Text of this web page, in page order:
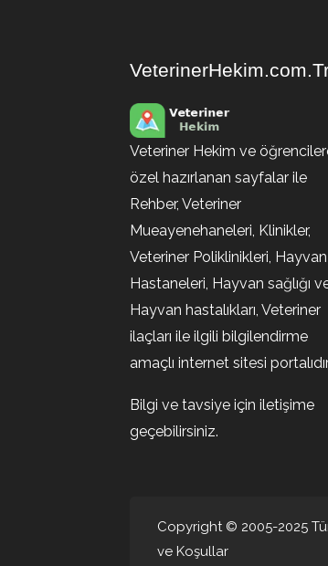
Veteriner Hekim ve
özel hazırlanan sayfalar ile
Rehber, Veteriner
Mueayenehaneleri, Klinikler,
Veteriner Poliklinikleri, Hayvan
Hastaneleri, Hayvan sağlığı
Hayvan hastalıkları, Veteriner
ilaçları ile ilgili bilgilendirme
amaçlı internet sitesi
Bilgi ve tavsiye için iletişime
geçebilirsiniz.
Copyright © 2005-2025
ve Koşullar